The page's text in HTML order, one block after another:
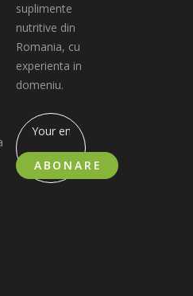
suplimente
nutritive din
Romania, cu
experienta in
domeniu.
ABONARE